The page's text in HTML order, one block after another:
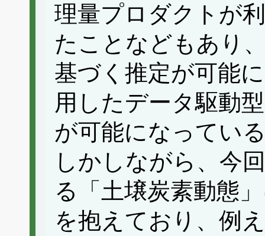
理量プロダクトが
たことなどもあり
基づく推定が可能
用したデータ駆動
が可能になってい
しかしながら、今
る「土壌炭素動態
を抱えており、例